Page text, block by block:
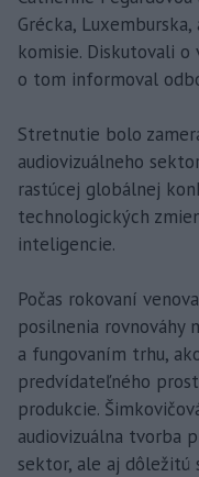
Grécka,
komisie. Diskutovali o
o tom informoval
Stretnutie bolo
audiovizuálneho
rastúcej globálnej
technologických
inteligencie.
Počas rokovaní
posilnenia rovnováhy
a fungovaním trhu,
predvídateľného
produkcie.
audiovizuálna tvorba
sektor, ale aj dôležitú